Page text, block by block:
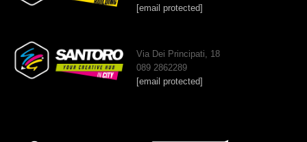
[email protected]
Via Dei Principati, 18
089 2862289
[email protected]